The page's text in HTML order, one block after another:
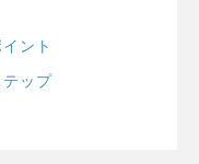
ント
ップ